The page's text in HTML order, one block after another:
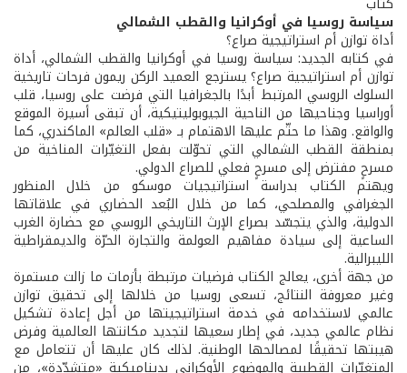
سياسة روسيا في أوكرانيا والقطب الشمالي
أداة توازن أم استراتيجية صراع؟
في كتابه الجديد: سياسة روسيا في أوكرانيا والقطب الشمالي، أداة
توازن أم استراتيجية صراع؟ يسترجع العميد الركن ريمون فرحات تاريخية
السلوك الروسي المرتبط أبدًا بالجغرافيا التي فرضت على روسيا، قلب
أوراسيا وجناحيها من الناحية الجيوبوليتيكية، أن تبقى أسيرة الموقع
والواقع. وهذا ما حتّم عليها الاهتمام بـ «قلب العالم» الماكندري، كما
بمنطقة القطب الشمالي التي تحوّلت بفعل التغيّرات المناخية من
مسرحٍ مفترض إلى مسرحٍ فعلي للصراع الدولي.
ويهتم الكتاب بدراسة استراتيجيات موسكو من خلال المنظور
الجغرافي والمصلحي، كما من خلال البُعد الحضاري في علاقاتها
الدولية، والذي يتجسّد بصراع الإرث التاريخي الروسي مع حضارة الغرب
الساعية إلى سيادة مفاهيم العولمة والتجارة الحرّة والديمقراطية
الليبرالية.
من جهة أخرى، يعالج الكتاب فرضيات مرتبطة بأزمات ما زالت مستمرة
وغير معروفة النتائج، تسعى روسيا من خلالها إلى تحقيق توازن
عالمي لاستخدامه في خدمة استراتيجيتها من أجل إعادة تشكيل
نظام عالمي جديد، في إطار سعيها لتجديد مكانتها العالمية وفرض
هيبتها تحقيقًا لمصالحها الوطنية. لذلك كان عليها أن تتعامل مع
المتغيّرات القطبية والموضوع الأوكراني بديناميكية «متشدّدة»، من